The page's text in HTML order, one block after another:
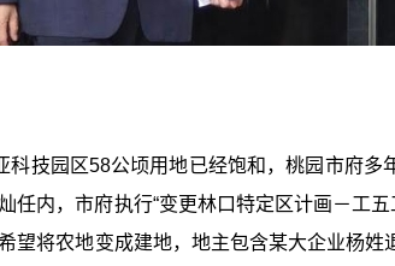
科技园区58公顷用地已经饱和，桃园市府
任内，市府执行“变更林口特定区计画－工
望将农地变成建地，地主包含某大企业杨